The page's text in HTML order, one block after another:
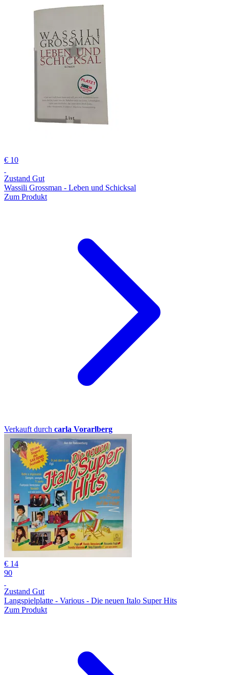
€ 10
Zustand Gut
Wassili Grossman - Leben und Schicksal
Zum Produkt
Verkauft durch carla Vorarlberg
€ 14
90
Zustand Gut
Langspielplatte - Various - Die neuen Italo Super Hits
Zum Produkt